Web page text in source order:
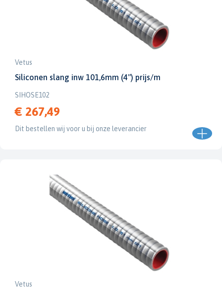
Vetus
Siliconen slang inw 101,6mm (4") prijs/m
SIHOSE102
€ 267,49
Dit bestellen wij voor u bij onze leverancier
Vetus